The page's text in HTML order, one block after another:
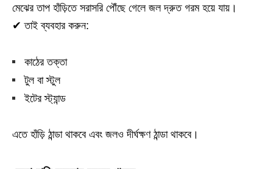
মেঝের তাপ হাঁড়িতে সরাসরি পৌঁছে গেলে জল দ্রুত গরম হয়ে যায়।
✔ তাই ব্যবহার করুন:
কাঠের তক্তা
টুল বা স্টুল
ইটের স্ট্যান্ড
এতে হাঁড়ি ঠান্ডা থাকবে এবং জলও দীর্ঘক্ষণ ঠান্ডা থাকবে।